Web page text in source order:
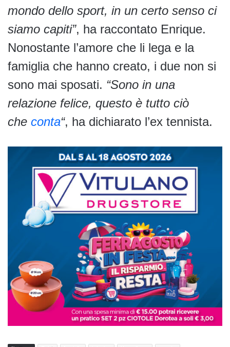
mondo dello sport, in un certo senso ci
siamo capiti”, ha raccontato Enrique.
Nonostante l’amore che li lega e la
famiglia che hanno creato, i due non si
sono mai sposati. “Sono in una
relazione felice, questo è tutto ciò
che conta“, ha dichiarato l’ex tennista.